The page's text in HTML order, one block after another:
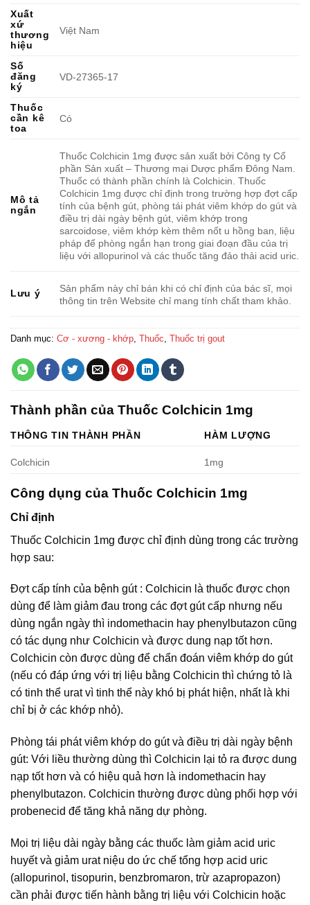
Xuất
xứ
thương
hiệu
Việt Nam
Số
đăng
ký
VD-27365-17
Thuốc
cần kê
toa
Có
Mô tả
ngắn
Thuốc Colchicin 1mg được sản xuất bởi Công ty Cổ
phần Sản xuất – Thương mại Dược phẩm Đông Nam.
Thuốc có thành phần chính là Colchicin. Thuốc
Colchicin 1mg được chỉ định trong trường hợp đợt cấp
tính của bệnh gút, phòng tái phát viêm khớp do gút và
điều trị dài ngày bệnh gút, viêm khớp trong
sarcoidose, viêm khớp kèm thêm nốt u hồng ban, liệu
pháp để phòng ngắn hạn trong giai đoạn đầu của trị
liệu với allopurinol và các thuốc tăng đảo thải acid uric.
Lưu ý
Sản phẩm này chỉ bán khi có chỉ định của bác sĩ, mọi
thông tin trên Website chỉ mang tính chất tham khảo.
Danh mục: Cơ - xương - khớp, Thuốc, Thuốc trị gout
Thành phần của Thuốc Colchicin 1mg
THÔNG TIN THÀNH PHẦN HÀM LƯỢNG
Colchicin 1mg
Công dụng của Thuốc Colchicin 1mg
Chỉ định
Thuốc Colchicin 1mg được chỉ định dùng trong các trường
hợp sau:
Đợt cấp tính của bệnh gút : Colchicin là thuốc được chọn
dùng để làm giảm đau trong các đợt gút cấp nhưng nếu
dùng ngắn ngày thì indomethacin hay phenylbutazon cũng
có tác dụng như Colchicin và được dung nạp tốt hơn.
Colchicin còn được dùng để chẩn đoán viêm khớp do gút
(nếu có đáp ứng với trị liệu bằng Colchicin thì chứng tỏ là
có tinh thể urat vì tinh thể này khó bị phát hiện, nhất là khi
chỉ bị ở các khớp nhỏ).
Phòng tái phát viêm khớp do gút và điều trị dài ngày bệnh
gút: Với liều thường dùng thì Colchicin lại tỏ ra được dung
nạp tốt hơn và có hiệu quả hơn là indomethacin hay
phenylbutazon. Colchicin thường được dùng phối hợp với
probenecid để tăng khả năng dự phòng.
Mọi trị liệu dài ngày bằng các thuốc làm giảm acid uric
huyết và giảm urat niệu do ức chế tổng hợp acid uric
(allopurinol, tisopurin, benzbromaron, trừ azapropazon)
cần phải được tiến hành bằng trị liệu với Colchicin hoặc